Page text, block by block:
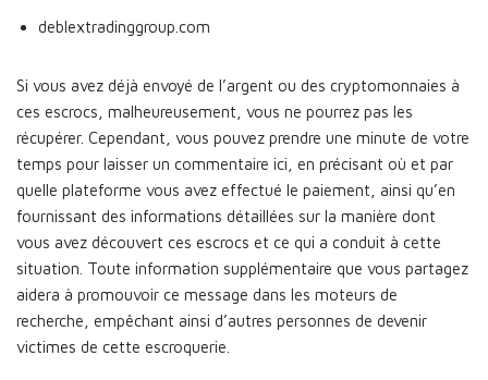
deblextradinggroup.com
Si vous avez déjà envoyé de l’argent ou des cryptomonnaies à
ces escrocs, malheureusement, vous ne pourrez pas les
récupérer. Cependant, vous pouvez prendre une minute de votre
temps pour laisser un commentaire ici, en précisant où et par
quelle plateforme vous avez effectué le paiement, ainsi qu’en
fournissant des informations détaillées sur la manière dont
vous avez découvert ces escrocs et ce qui a conduit à cette
situation. Toute information supplémentaire que vous partagez
aidera à promouvoir ce message dans les moteurs de
recherche, empêchant ainsi d’autres personnes de devenir
victimes de cette escroquerie.